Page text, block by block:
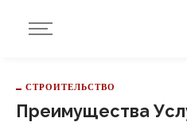
СТРОИТЕЛЬСТВО
Преимущества